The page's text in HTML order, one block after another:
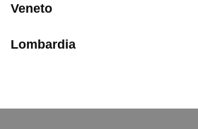
Veneto
Lombardia